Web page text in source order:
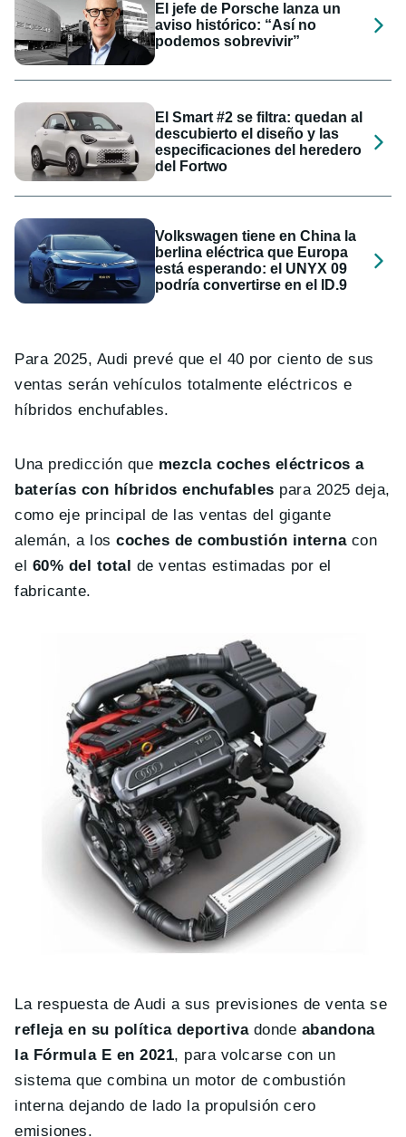
El jefe de Porsche lanza un
aviso histórico: “Así no
podemos sobrevivir”
El Smart #2 se filtra: quedan al
descubierto el diseño y las
especificaciones del heredero
del Fortwo
Volkswagen tiene en China la
berlina eléctrica que Europa
está esperando: el UNYX 09
podría convertirse en el ID.9
Para 2025, Audi prevé que el 40 por ciento de sus
ventas serán vehículos totalmente eléctricos e
híbridos enchufables.
Una predicción que mezcla coches eléctricos a
baterías con híbridos enchufables para 2025 deja,
como eje principal de las ventas del gigante
alemán, a loscoches de combustión internacon
el 60% del total de ventas estimadas por el
fabricante.
La respuesta de Audi a sus previsiones de venta se
refleja en su política deportivadonde abandona
la Fórmula E en 2021, para volcarse con un
sistema que combina un motor de combustión
interna dejando de lado la propulsión cero
emisiones.